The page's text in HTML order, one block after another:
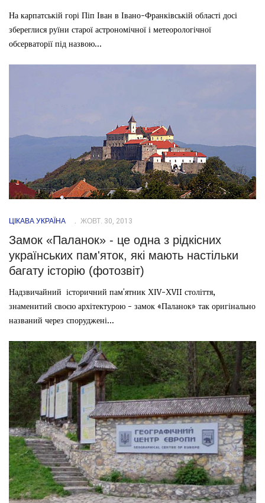
На карпатській горі Піп Іван в Івано-Франківській області досі
збереглися руїни старої астрономічної і метеорологічної
обсерваторії під назвою...
ЦІКАВА УКРАЇНА ЖОВТ. 30, 2013
Замок «Паланок» - це одна з рідкісних
українських пам'яток, які мають настільки
багату історію (фотозвіт)
Надзвичайний історичний пам'ятник ХІV-ХVII століття,
знаменитий своєю архітектурою - замок «Паланок» так оригінально
названий через споруджені...